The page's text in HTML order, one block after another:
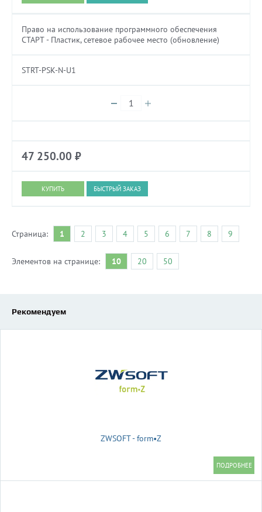
Право на использование программного обеспечения
СТАРТ - Пластик, сетевое рабочее место (обновление)
STRT-PSK-N-U1
47 250.00 ₽
БЫСТРЫЙ ЗАКАЗ
Страница: 1 2 3 4 5 6 7 8 9
Элементов на странице: 10 20 50
Рекомендуем
ZWSOFT - form•Z